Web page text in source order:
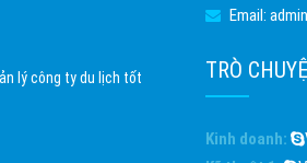
lý công ty du lịch tốt
Email:
TRÒ
Kinh doanh: